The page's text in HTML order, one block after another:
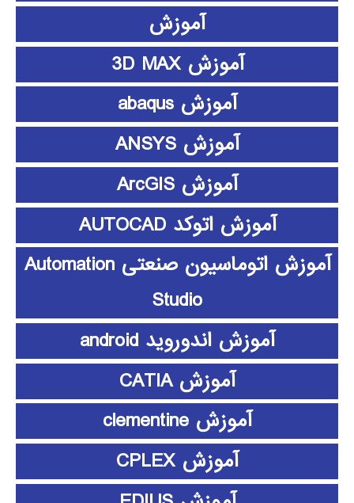
آموزش
آموزش 3D MAX
آموزش abaqus
آموزش ANSYS
آموزش ArcGIS
آموزش اتوکد AUTOCAD
آموزش اتوماسیون صنعتی Automation
Studio
آموزش اندوروید android
آموزش CATIA
آموزش clementine
آموزش CPLEX